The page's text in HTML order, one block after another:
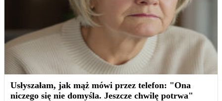
Usłyszałam, jak mąż mówi przez telefon: "Ona
niczego się nie domyśla. Jeszcze chwilę potrwa"